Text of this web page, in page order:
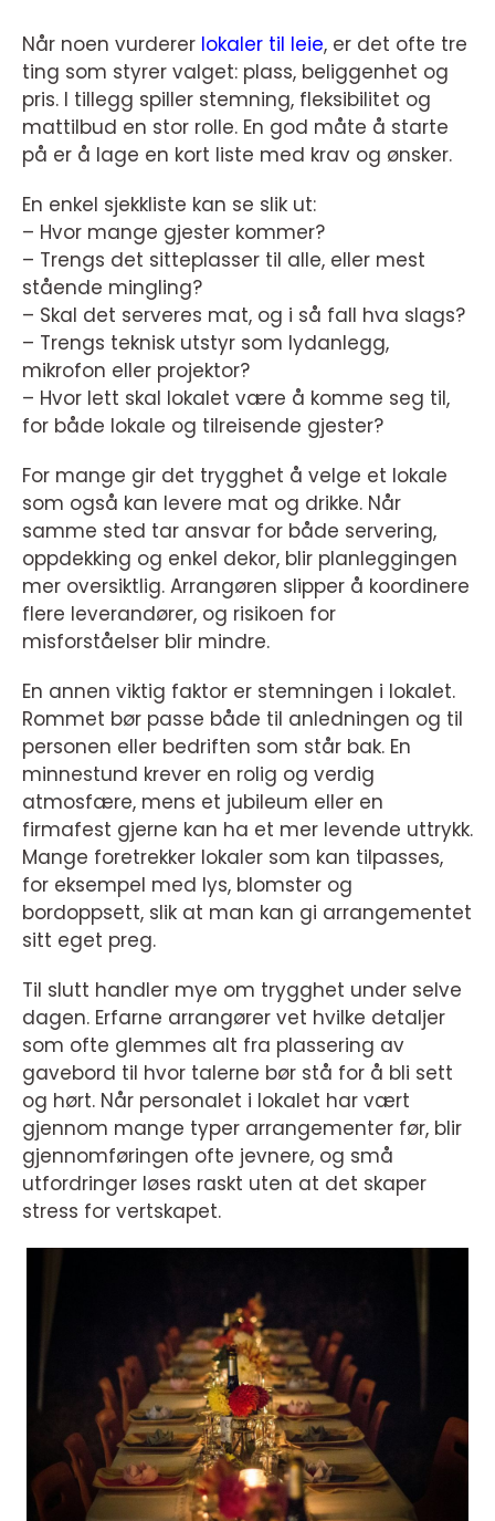
Når noen vurderer lokaler til leie, er det ofte tre
ting som styrer valget: plass, beliggenhet og
pris. I tillegg spiller stemning, fleksibilitet og
mattilbud en stor rolle. En god måte å starte
på er å lage en kort liste med krav og ønsker.
En enkel sjekkliste kan se slik ut:
– Hvor mange gjester kommer?
– Trengs det sitteplasser til alle, eller mest
stående mingling?
– Skal det serveres mat, og i så fall hva slags?
– Trengs teknisk utstyr som lydanlegg,
mikrofon eller projektor?
– Hvor lett skal lokalet være å komme seg til,
for både lokale og tilreisende gjester?
For mange gir det trygghet å velge et lokale
som også kan levere mat og drikke. Når
samme sted tar ansvar for både servering,
oppdekking og enkel dekor, blir planleggingen
mer oversiktlig. Arrangøren slipper å koordinere
flere leverandører, og risikoen for
misforståelser blir mindre.
En annen viktig faktor er stemningen i lokalet.
Rommet bør passe både til anledningen og til
personen eller bedriften som står bak. En
minnestund krever en rolig og verdig
atmosfære, mens et jubileum eller en
firmafest gjerne kan ha et mer levende uttrykk.
Mange foretrekker lokaler som kan tilpasses,
for eksempel med lys, blomster og
bordoppsett, slik at man kan gi arrangementet
sitt eget preg.
Til slutt handler mye om trygghet under selve
dagen. Erfarne arrangører vet hvilke detaljer
som ofte glemmes alt fra plassering av
gavebord til hvor talerne bør stå for å bli sett
og hørt. Når personalet i lokalet har vært
gjennom mange typer arrangementer før, blir
gjennomføringen ofte jevnere, og små
utfordringer løses raskt uten at det skaper
stress for vertskapet.